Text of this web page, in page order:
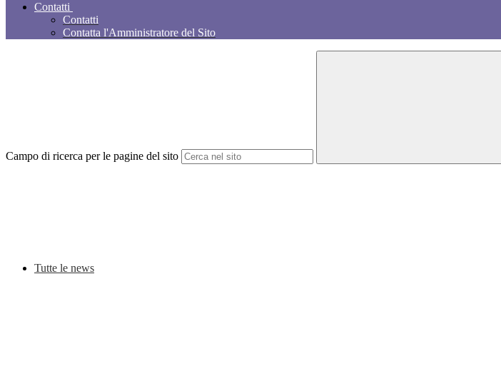
Contatti
Contatti
Contatta l'Amministratore del Sito
Campo di ricerca per le pagine del sito
Tutte le news